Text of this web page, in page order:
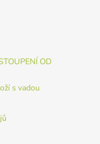
OD
s vadou